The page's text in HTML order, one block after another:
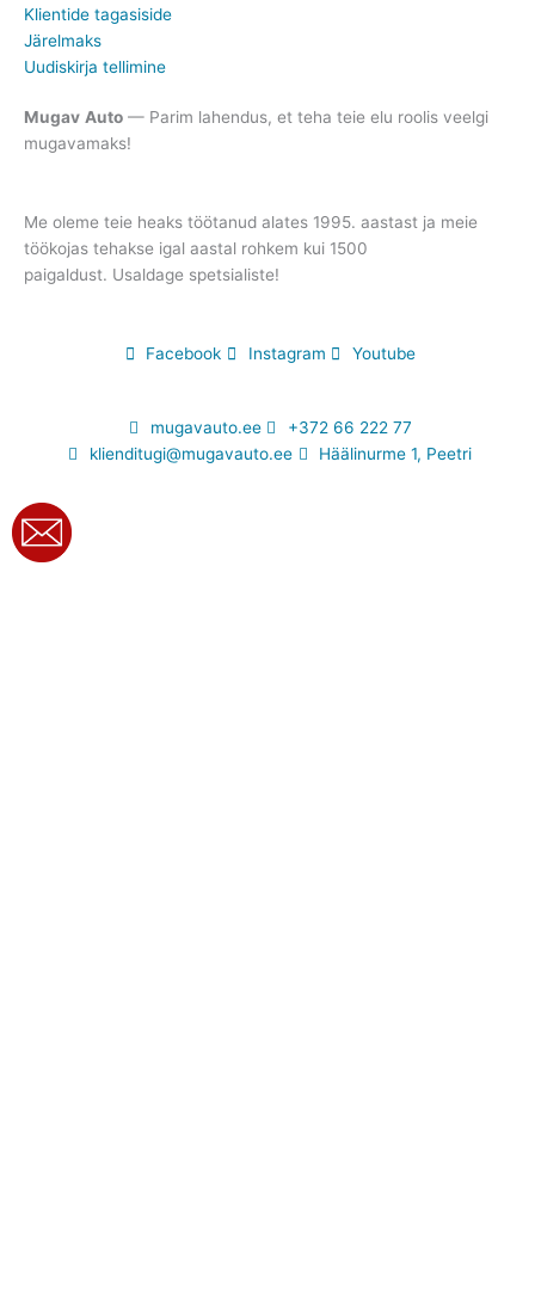
Klientide tagasiside
Järelmaks
Uudiskirja tellimine
Mugav Auto — Parim lahendus, et teha teie elu roolis veelgi
mugavamaks!
Me oleme teie heaks töötanud alates 1995. aastast ja meie
töökojas tehakse igal aastal rohkem kui 1500
paigaldust. Usaldage spetsialiste!
Facebook Instagram Youtube
mugavauto.ee
+372 66 222 77
klienditugi@mugavauto.ee
Häälinurme 1, Peetri